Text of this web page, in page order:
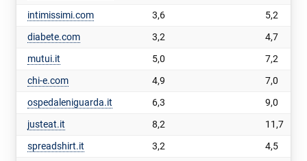
intimissimi.com
3,6
5,2
diabete.com
3,2
4,7
mutui.it
5,0
7,2
chi-e.com
4,9
7,0
ospedaleniguarda.it
6,3
9,0
justeat.it
8,2
11,7
spreadshirt.it
3,2
4,5